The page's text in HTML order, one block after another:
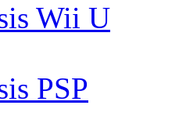
Wii U
PSP